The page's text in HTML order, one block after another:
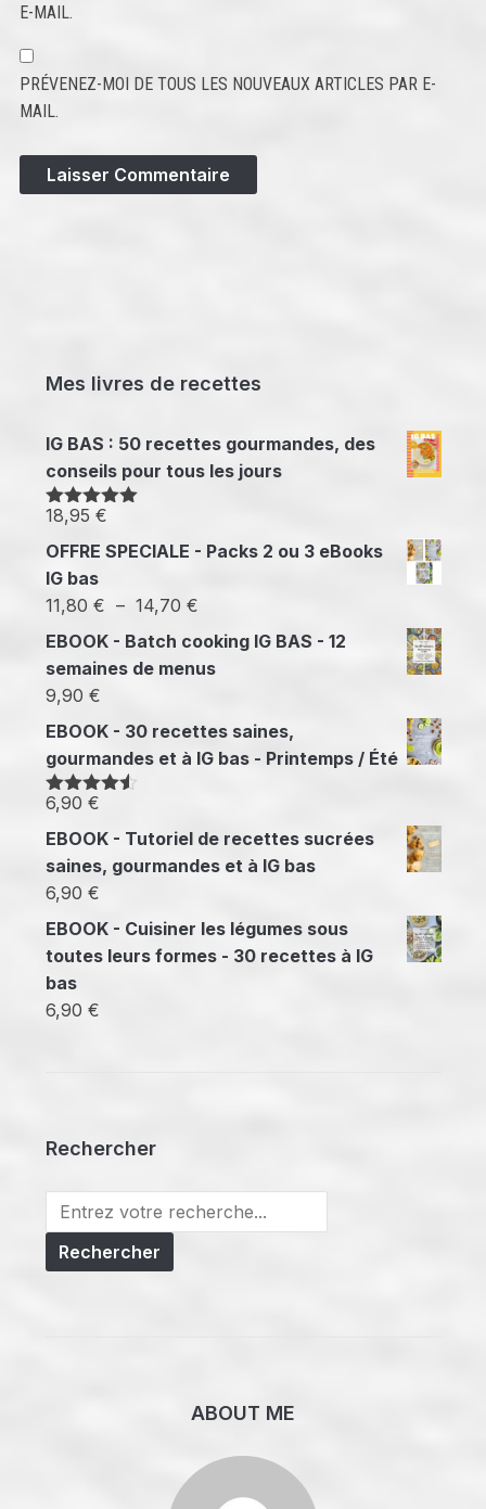
E-MAIL.
PRÉVENEZ-MOI DE TOUS LES NOUVEAUX ARTICLES PAR E-
MAIL.
Mes livres de recettes
IG BAS : 50 recettes gourmandes, des
conseils pour tous les jours
Note5.00
18,95 €
OFFRE SPECIALE - Packs 2 ou 3 eBooks
IG bas
11,80 € – 14,70 €Plage
de
14,70 €
EBOOK - Batch cooking IG BAS - 12
semaines de menus
9,90 €
EBOOK - 30 recettes saines,
gourmandes et à IG bas - Printemps / Été
Note 4.50
6,90 €
EBOOK - Tutoriel de recettes sucrées
saines, gourmandes et à IG bas
6,90 €
EBOOK - Cuisiner les légumes sous
toutes leurs formes - 30 recettes à IG
bas
6,90 €
Rechercher
Search
for:
ABOUT ME